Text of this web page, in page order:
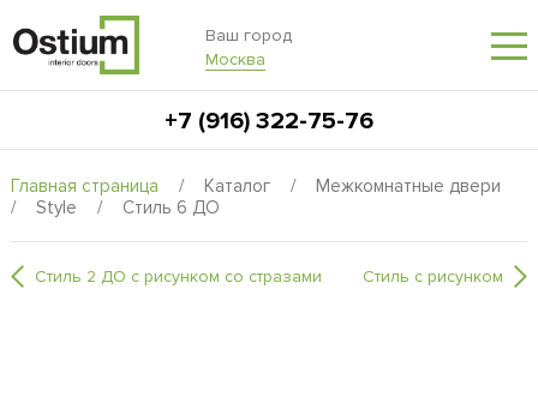
Ваш город
Москва
+7 (916) 322-75-76
Главная страница / Каталог /
Межкомнатные двери
/
Style / Стиль 6 ДО
Стиль 2 ДО с рисунком со стразами Стиль с рисунком